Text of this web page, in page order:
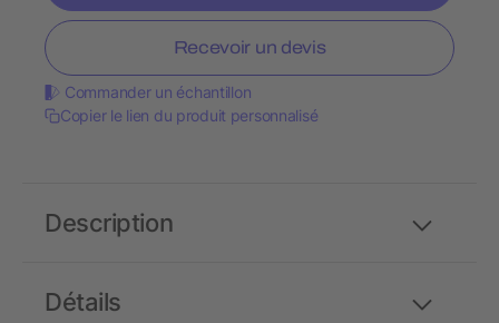
Recevoir un devis
Commander un échantillon
Copier le lien du produit personnalisé
Détails
Description